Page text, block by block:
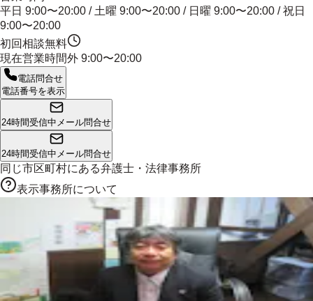
平日 9:00〜20:00 / 土曜 9:00〜20:00 / 日曜 9:00〜20:00 / 祝日
9:00〜20:00
初回相談無料
現在営業時間外 9:00〜20:00
電話問合せ
電話番号を表示
24時間受信中 メール問合せ
24時間受信中 メール問合せ
同じ市区町村にある弁護士・法律事務所
表示事務所について